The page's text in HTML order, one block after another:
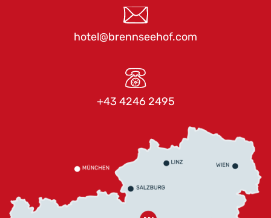
hotel@brennseehof.com
+43 4246 2495